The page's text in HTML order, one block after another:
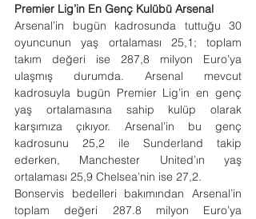
Premier Lig’in En Genç Kulübü Arsenal
Arsenal’in bugün kadrosunda tuttuğu 30
oyuncunun yaş ortalaması 25,1; toplam
takım değeri ise 287,8 milyon Euro’ya
ulaşmış durumda. Arsenal mevcut
kadrosuyla bugün Premier Lig’in en genç
yaş ortalamasına sahip kulüp olarak
karşımıza çıkıyor. Arsenal’in bu genç
kadrosunu 25,2 ile Sunderland takip
ederken, Manchester United’ın yaş
ortalaması 25,9 Chelsea’nin ise 27,2.
Bonservis bedelleri bakımından Arsenal’in
toplam değeri 287.8 milyon Euro’ya